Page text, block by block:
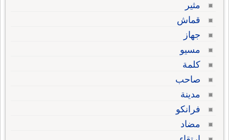
مثير
قماش
جهاز
مسيو
كلمة
صاحب
مدينة
فرانكو
مضاد